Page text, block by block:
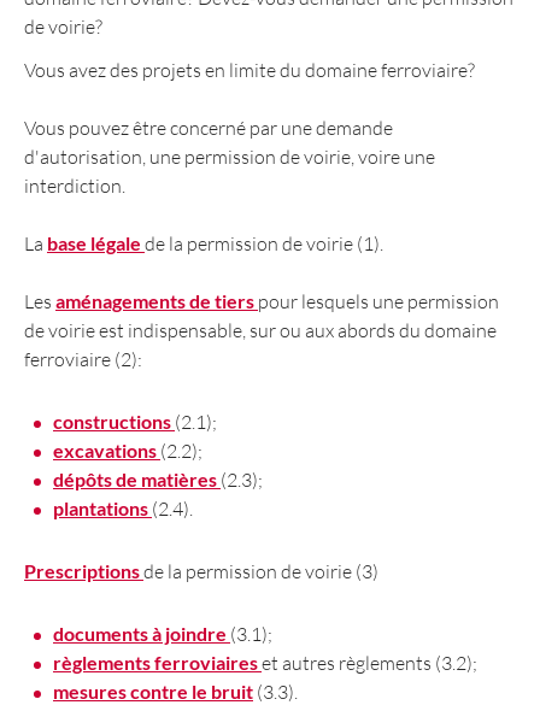
de voirie?
Vous avez des projets en limite du domaine ferroviaire?
Vous pouvez être concerné par une demande
d'autorisation, une permission de voirie, voire une
interdiction.
La base légale de la permission de voirie (1).
Les aménagements de tiers pour lesquels une permission
de voirie est indispensable, sur ou aux abords du domaine
ferroviaire (2):
constructions (2.1);
excavations (2.2);
dépôts de matières (2.3);
plantations (2.4).
Prescriptionsde la permission de voirie (3)
documents à joindre (3.1);
règlements ferroviaireset autres règlements (3.2);
mesures contre le bruit ​ (3.3).